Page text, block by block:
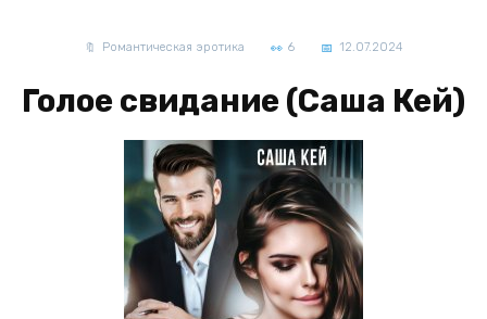
Романтическая эротика 6 12.07.2024
Голое свидание (Саша Кей)